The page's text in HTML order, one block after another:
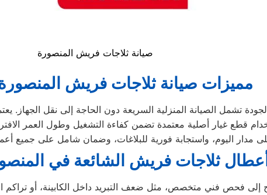
صيانة ثلاجات فريش المنصورة
مميزات صيانة ثلاجات فريش
أعطال ثلاجات فريش الشائعة في